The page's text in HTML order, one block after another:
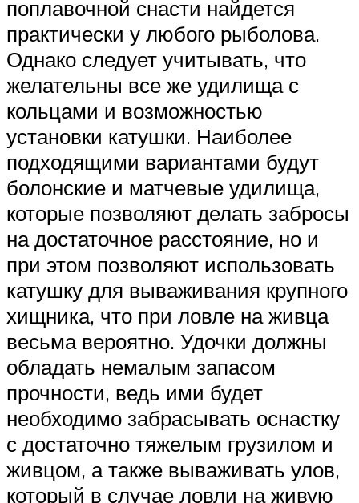
поплавочной снасти найдется
практически у любого рыболова.
Однако следует учитывать, что
желательны все же удилища с
кольцами и возможностью
установки катушки. Наиболее
подходящими вариантами будут
болонские и матчевые удилища,
которые позволяют делать забросы
на достаточное расстояние, но и
при этом позволяют использовать
катушку для вываживания крупного
хищника, что при ловле на живца
весьма вероятно. Удочки должны
обладать немалым запасом
прочности, ведь ими будет
необходимо забрасывать оснастку
с достаточно тяжелым грузилом и
живцом, а также вываживать улов,
который в случае ловли на живую